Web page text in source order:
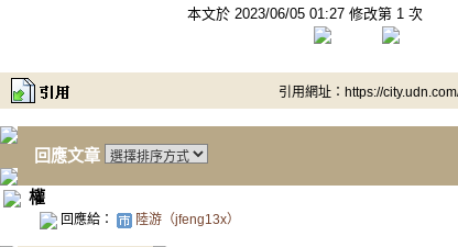
本文於 2023/06/05 01:27 修改第 1 次
引用網址：https://
回應文章
權
回應給： 陸游（jfeng13x）